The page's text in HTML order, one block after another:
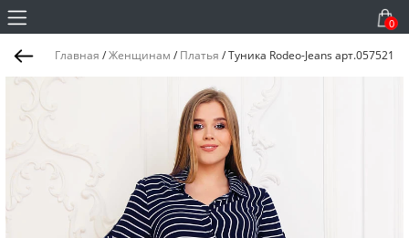
0
Главная /Женщинам / Платья /Туника Rodeo-Jeans арт.057521